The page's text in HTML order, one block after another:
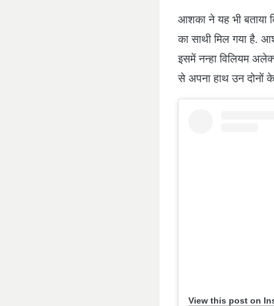
आशका ने यह भी
का साथी मिल गया है.
इसमें नन्हा विलियम
से अपना हाथ उन दोनों
View this post on